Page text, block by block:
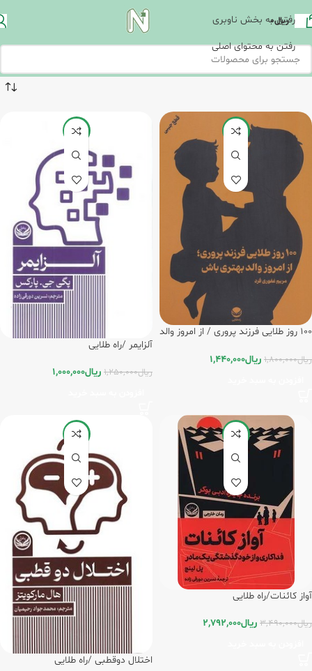
رفتن به بخش ناوبری
رفتن به محتوای اصلی
ریال0
-20%
100 روز طلایی فرزند پروری / از امروز والد
ریال1,800,000 ریال1,440,000
-20%
آلزایمر /راه طلایی
ریال1,250,000 ریال1,000,000
-20%
آواز کائنات/راه طلایی
ریال3,490,000 ریال2,792,000
-20%
اختلال دوقطبی /راه طلایی